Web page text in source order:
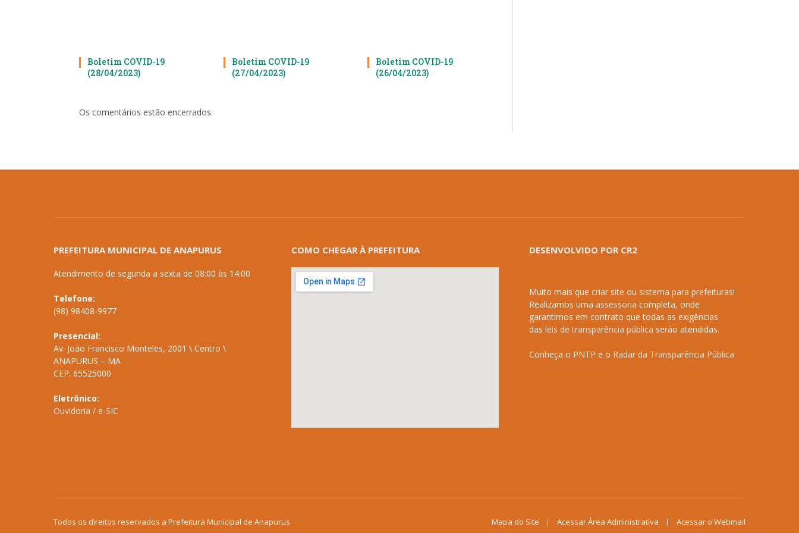
Boletim COVID-19
(28/04/2023)
Boletim COVID-19
(27/04/2023)
Boletim COVID-19
(26/04/2023)
Os comentários estão encerrados.
PREFEITURA MUNICIPAL DE ANAPURUS
Atendimento de segunda a sexta de 08:00 às 14:00
Telefone:
(98) 98408-9977
Presencial:
Av. João Francisco Monteles, 2001 \ Centro \
ANAPURUS – MA
CEP: 65525000
Eletrônico:
Ouvidoria / e-SIC
COMO CHEGAR À PREFEITURA DESENVOLVIDO POR CR2
Muito mais que criar site ou sistema para prefeituras!
Realizamos uma assessoria completa, onde
garantimos em contrato que todas as exigências
das leis de transparência pública serão atendidas.
Conheça o PNTP e o Radar da Transparência Pública
Todos os direitos reservados a Prefeitura Municipal de Anapurus. Mapa do Site Acessar Área Administrativa Acessar o Webmail